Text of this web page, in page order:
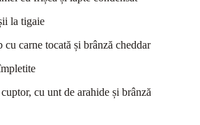
la tigaie
carne tocată și brânză cheddar
cu unt de arahide și brânză